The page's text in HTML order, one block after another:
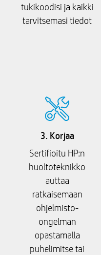
tukikoodisi ja kaikki
tarvitsemasi tiedot
3. Korjaa
Sertifioitu HP:n
huoltoteknikko
auttaa
ratkaisemaan
ohjelmisto-
ongelman
opastamalla
puhelimitse tai